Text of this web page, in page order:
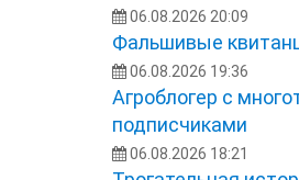
06.08.2026 20:09
Фальшивые
06.08.2026 19:36
Агроблогер с
подписчиками
06.08.2026 18:21